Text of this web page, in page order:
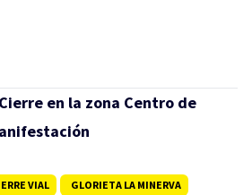
Cierre en la zona Centro de
VIAL
GLORIETA LA MINERVA